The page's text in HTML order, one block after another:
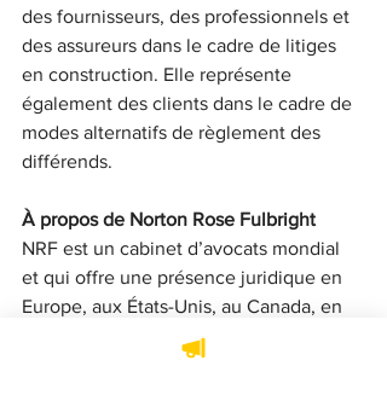
des fournisseurs, des professionnels et
des assureurs dans le cadre de litiges
en construction. Elle représente
également des clients dans le cadre de
modes alternatifs de règlement des
différends.
À propos de Norton Rose Fulbright
NRF est un cabinet d’avocats mondial
et qui offre une présence juridique en
Europe, aux États-Unis, au Canada, en
Amérique latine, en Asie-Pacifique, en
Afrique et au Moyen-Orient. Pour de